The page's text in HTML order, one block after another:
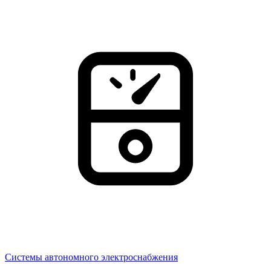
Системы автономного электроснабжения